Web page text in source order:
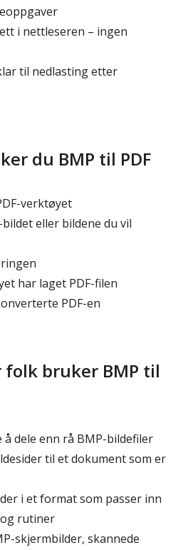
i nettleseren – ingen
til nedlasting etter
du BMP til PDF
verktøyet
eller bildene du vil
har laget PDF-filen
PDF-en
folk bruker BMP til
å dele enn rå BMP-bildefiler
til et dokument som er
i et format som passer inn
rutiner
skjermbilder, skannede